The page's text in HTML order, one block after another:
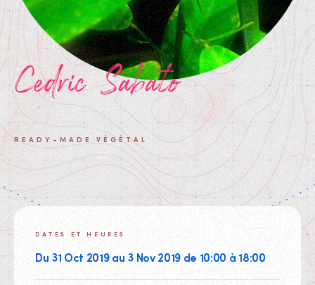
Cedric Sabato
READY-MADE VÉGÉTAL
DATES ET HEURES
Du 31 Oct 2019 au 3 Nov 2019 de 10:00 à 18:00